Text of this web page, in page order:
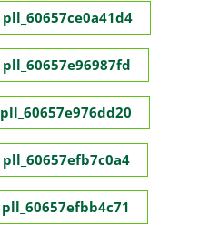
pll_60657ce0a41d4
pll_60657e96987fd
pll_60657e976dd20
pll_60657efb7c0a4
pll_60657efbb4c71